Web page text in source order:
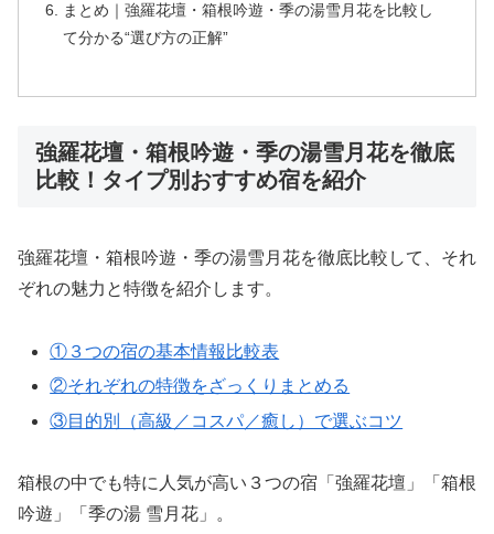
まとめ｜強羅花壇・箱根吟遊・季の湯雪月花を比較し
て分かる“選び方の正解”
強羅花壇・箱根吟遊・季の湯雪月花を徹底
比較！タイプ別おすすめ宿を紹介
強羅花壇・箱根吟遊・季の湯雪月花を徹底比較して、それ
ぞれの魅力と特徴を紹介します。
①３つの宿の基本情報比較表
②それぞれの特徴をざっくりまとめる
③目的別（高級／コスパ／癒し）で選ぶコツ
箱根の中でも特に人気が高い３つの宿「強羅花壇」「箱根
吟遊」「季の湯 雪月花」。